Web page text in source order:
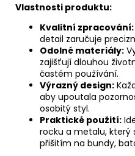
Vlastnosti produktu:
Kvalitní zpracování:
detail zaručuje
Odolné materiály:
zajišťují dlouhou
častém používání.
Výrazný design:
aby upoutala
osobitý styl.
Praktické použití:
rocku a metalu, který
přišitím na bundy,